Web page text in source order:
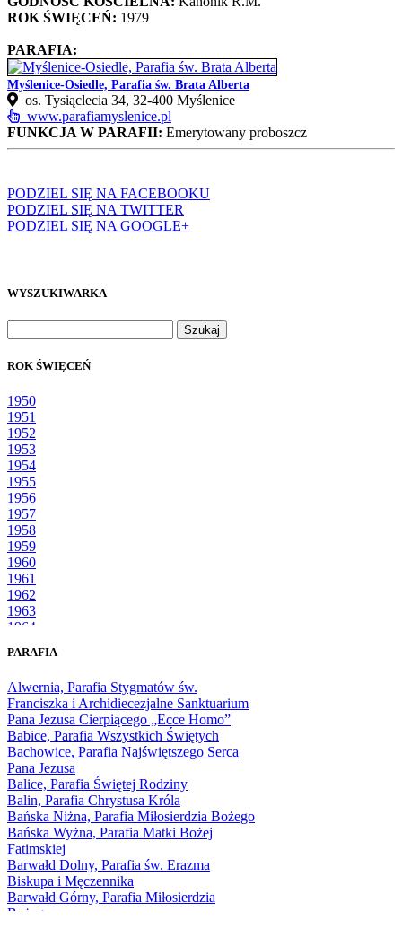
ROK ŚWIĘCEŃ: 1979
PARAFIA:
Myślenice-Osiedle, Parafia św. Brata Alberta
os. Tysiąclecia 34, 32‑400 Myślenice
www.parafiamyslenice.pl
FUNKCJA W PARAFII: Emerytowany proboszcz
PODZIEL SIĘ NA FACEBOOKU
PODZIEL SIĘ NA TWITTER
PODZIEL SIĘ NA GOOGLE+
WYSZUKIWARKA
ROK ŚWIĘCEŃ
1950
1951
1952
1953
1954
1955
1956
1957
1958
1959
1960
1961
1962
1963
1964
1966
1968
1969
1970
1971
1972
1973
1974
1975
1976
1977
1978
1979
1980
1981
PARAFIA
Alwernia, Parafia Stygmatów św.
Franciszka i Archidiecezjalne Sanktuarium
Pana Jezusa Cierpiącego „Ecce Homo”
Babice, Parafia Wszystkich Świętych
Bachowice, Parafia Najświętszego Serca
Pana Jezusa
Balice, Parafia Świętej Rodziny
Balin, Parafia Chrystusa Króla
Bańska Niżna, Parafia Miłosierdzia Bożego
Bańska Wyżna, Parafia Matki Bożej
Fatimskiej
Barwałd Dolny, Parafia św. Erazma
Biskupa i Męczennika
Barwałd Górny, Parafia Miłosierdzia
Bożego